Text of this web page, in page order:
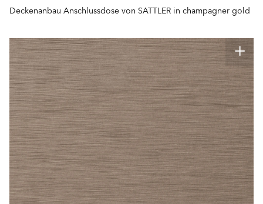
Deckenanbau Anschlussdose von SATTLER in champagner gold